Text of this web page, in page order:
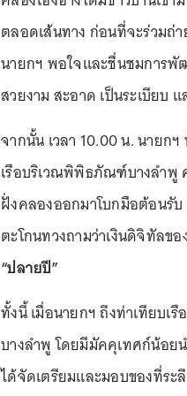
ตลอดเส้นทาง ก่อนที่จะร่วมถ่
นายกฯ พอใจและชื่นชมการ
สวยงาม สะอาด เป็นระเบียบ
จากนั้น เวลา 10.00 น. นายก
เรือบริเวณพิพิธภัณฑ์บางลำพู
ฝั่งคลองออกมาโบกมือต้อนรั
ตะโกนทวงถามว่าเงินดิจิทัลข
“ปลายปี”
ทั้งนี้ เมื่อนายกฯ ถึงท่าเทียบ
บางลำพู โดยมีมัคคุเทศก์น้อ
ได้จัดเตรียมและมอบของที่ร